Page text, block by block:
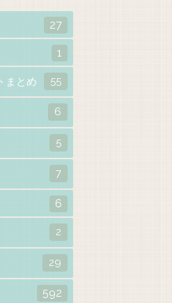
27
1
まとめ 55
6
5
7
6
2
29
592